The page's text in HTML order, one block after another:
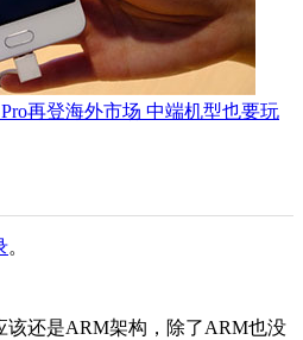
再登海外市场 中端机型也要玩
。
该还是ARM架构，除了ARM也没